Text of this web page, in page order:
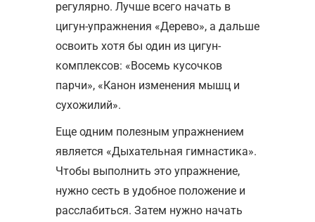
регулярно. Лучше всего начать в
цигун-упражнения «Дерево», а дальше
освоить хотя бы один из цигун-
комплексов: «Восемь кусочков
парчи», «Канон изменения мышц и
сухожилий».
Еще одним полезным упражнением
является «Дыхательная гимнастика».
Чтобы выполнить это упражнение,
нужно сесть в удобное положение и
расслабиться. Затем нужно начать